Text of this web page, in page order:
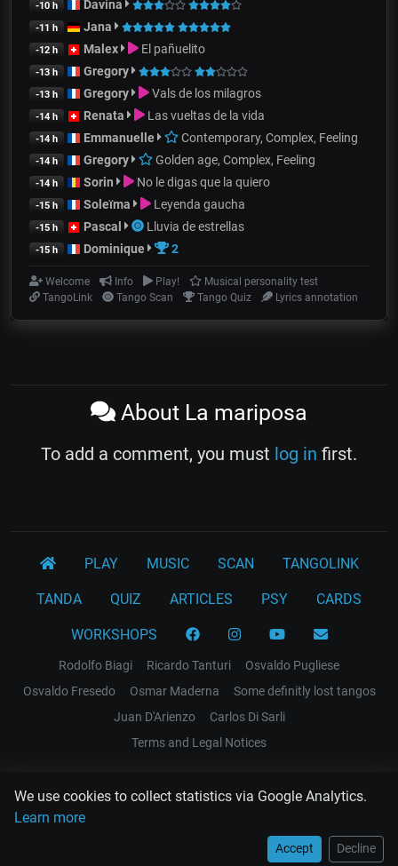
We use cookies to collect statistics via Google Analytics.
Learn more
Accept Decline
-10 h Davina
-11 h Jana
-12 h Malex El pañuelito
-13 h Gregory
-13 h Gregory Vals de los milagros
-14 h Renata Las vueltas de la vida
-14 h Emmanuelle Contemporary, Complex, Feeling
-14 h Gregory Golden age, Complex, Feeling
-14 h Sorin No le digas que la quiero
-15 h Soleïma Leyenda gaucha
-15 h Pascal Lluvia de estrellas
-15 h Dominique 2
Welcome Info Play!
Musical personality test
TangoLink
Tango Scan Tango Quiz Lyrics annotation
About La mariposa
To add a comment, you must log in first.
PLAY MUSIC SCAN TANGOLINK
TANDA QUIZ ARTICLES PSY CARDS
WORKSHOPS
Rodolfo Biagi Ricardo Tanturi
Osvaldo Pugliese
Osvaldo Fresedo
Osmar Maderna
Some definitly lost tangos
Juan D'Arienzo
Carlos Di Sarli
Terms and Legal Notices
EL RECODO TANGO